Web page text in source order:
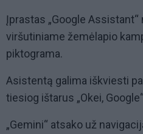
Įprastas „Google
viršutiniame žemėlapio
piktograma.
Asistentą galima iškviesti
tiesiog ištarus „Okei,
„Gemini“ atsako už